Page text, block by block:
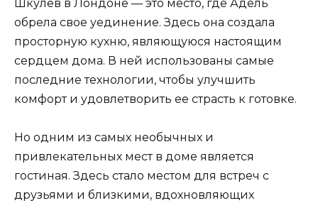
Шкулёв в Лондоне — это место, где Адель
обрела свое уединение. Здесь она создала
просторную кухню, являющуюся настоящим
сердцем дома. В ней использованы самые
последние технологии, чтобы улучшить
комфорт и удовлетворить ее страсть к готовке.
Но одним из самых необычных и
привлекательных мест в доме является
гостиная. Здесь стало местом для встреч с
друзьями и близкими, вдохновляющих